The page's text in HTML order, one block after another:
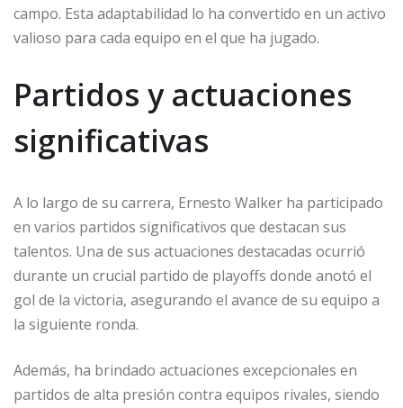
campo. Esta adaptabilidad lo ha convertido en un activo
valioso para cada equipo en el que ha jugado.
Partidos y actuaciones
significativas
A lo largo de su carrera, Ernesto Walker ha participado
en varios partidos significativos que destacan sus
talentos. Una de sus actuaciones destacadas ocurrió
durante un crucial partido de playoffs donde anotó el
gol de la victoria, asegurando el avance de su equipo a
la siguiente ronda.
Además, ha brindado actuaciones excepcionales en
partidos de alta presión contra equipos rivales, siendo